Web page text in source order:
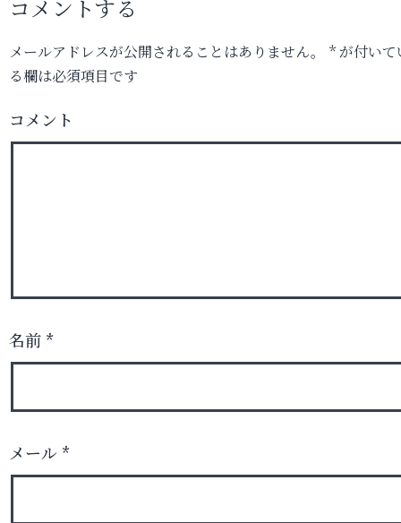
コメントする
メールアドレスが公開されることはありません。 *が付いて
る欄は必須項目です
コメント
名前 *
メール *